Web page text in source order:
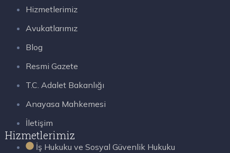
Hizmetlerimiz
Avukatlarımız
Blog
Resmi Gazete
T.C. Adalet Bakanlığı
Anayasa Mahkemesi
İletişim
Hizmetlerimiz
İş Hukuku ve Sosyal Güvenlik Hukuku